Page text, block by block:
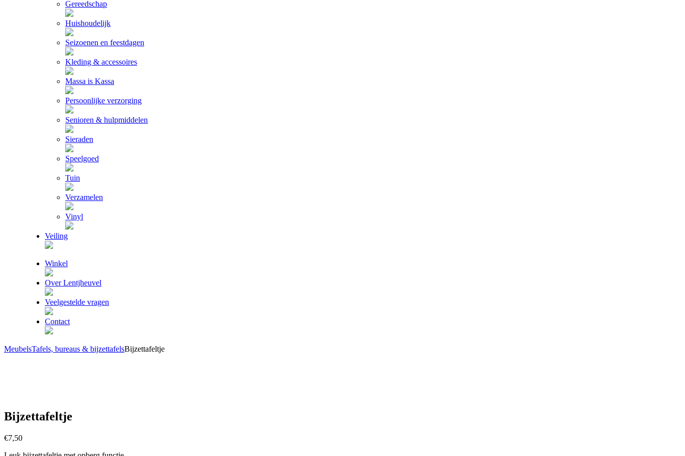
Gereedschap
Huishoudelijk
Seizoenen en feestdagen
Kleding & accessoires
Massa is Kassa
Persoonlijke verzorging
Senioren & hulpmiddelen
Sieraden
Speelgoed
Tuin
Verzamelen
Vinyl
Veiling
Winkel
Over Lentjheuvel
Veelgestelde vragen
Contact
MeubelsTafels, bureaus & bijzettafelsBijzettafeltje
Bijzettafeltje
€7,50